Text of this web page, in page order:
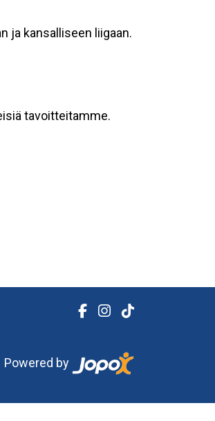
ja kansalliseen liigaan.
tavoitteitamme.
Powered by